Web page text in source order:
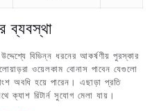
ব্যবস্থা
বিভিন্ন ধরনের আকর্ষণীয় পুরস্কার
ওয়েলকাম বোনাস পাবেন যেগুলো
অবধি হয়ে পারেন। এছাড়া প্রতি
ক্যাশ রিটার্ন সুযোগ মেলা যায়।